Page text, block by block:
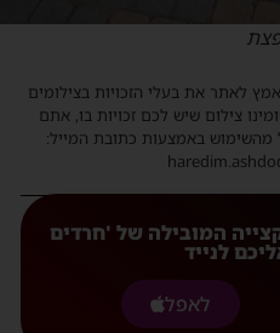
את בעלי הזכויות בצילומים
צילום שיש לכם זכויות בו, אתם
באמצעות כתובת המייל:
המובילה של 'חרדים
לנייד
לאפל